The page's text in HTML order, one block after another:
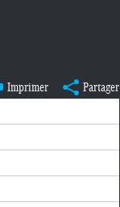
Imprimer Partager